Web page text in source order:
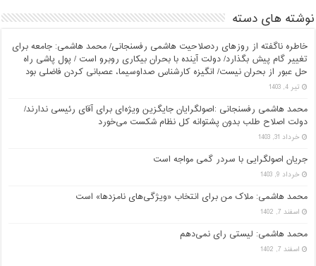
نوشته های دسته
خاطره ناگفته از روزهای ردصلاحیت هاشمی رفسنجانی/ محمد هاشمی: جامعه برای
تغییر گام پیش بگذارد/ دولت آینده با بحران بیکاری روبرو است / پول پاشی راه
حل عبور از بحران نیست/ انگیزه کارشناس صداوسیما، عصبانی کردن فاضلی بود
تیر 4, 1403
محمد هاشمی رفسنجانی :اصولگرایان جایگزین ویژه‌ای برای آقای رئیسی ندارند/
دولت اصلاح طلب بدون پشتوانه کل نظام شکست می‌خورد
خرداد 31, 1403
جریان اصولگرایی با سردر گمی مواجه است
خرداد 9, 1403
محمد هاشمی: ملاک من برای انتخاب «ویژگی‌های نامزدها» است
اسفند 7, 1402
محمد هاشمی: لیستی رای نمی‌دهم
اسفند 7, 1402